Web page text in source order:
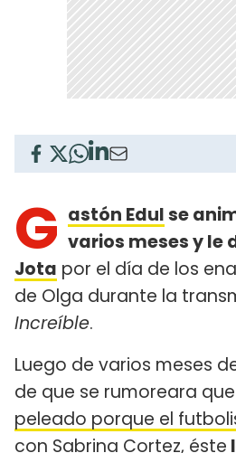
G astón Edulse
varios meses y le
Jota por el día de los
de Olga durante la
Increíble.
Luego de varios meses
de que se rumoreara
peleado porque el
con Sabrina Cortez, éste